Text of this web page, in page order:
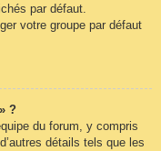
par défaut.
votre groupe par défaut
?
du forum, y compris
détails tels que les